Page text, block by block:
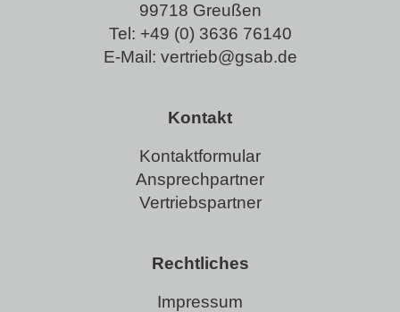
99718 Greußen
Tel: +49 (0) 3636 76140
E-Mail: vertrieb@gsab.de
Kontakt
Kontaktformular
Ansprechpartner
Vertriebspartner
Rechtliches
Impressum